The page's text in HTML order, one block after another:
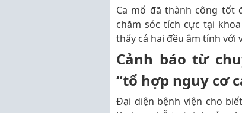
Ca mổ đã thành công tốt
chăm sóc tích cực tại
thấy cả hai đều âm tính với
Cảnh báo từ
“tổ hợp nguy cơ
Đại diện bệnh viện cho